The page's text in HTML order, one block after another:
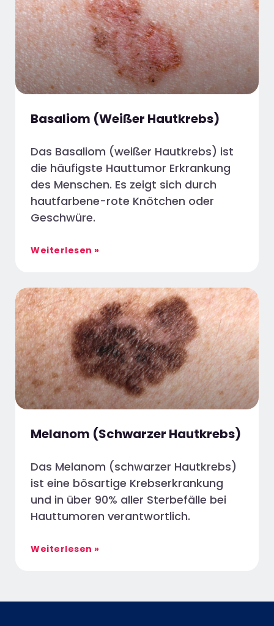
Basaliom (Weißer Hautkrebs)
Das Basaliom (weißer Hautkrebs) ist
die häufigste Hauttumor Erkrankung
des Menschen. Es zeigt sich durch
hautfarbene-rote Knötchen oder
Geschwüre.
Weiterlesen »
Melanom (Schwarzer Hautkrebs)
Das Melanom (schwarzer Hautkrebs)
ist eine bösartige Krebserkrankung
und in über 90% aller Sterbefälle bei
Hauttumoren verantwortlich.
Weiterlesen »